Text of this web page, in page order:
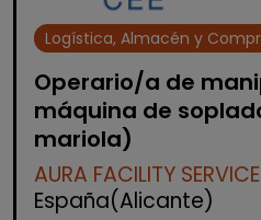
Logística, Almacén y
Operario/a de
máquina de
mariola)
AURA FACILITY
España(Alicante)